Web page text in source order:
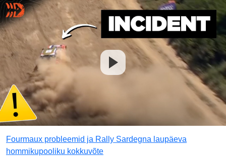
Fourmaux probleemid ja Rally Sardegna laupäeva
hommikupooliku kokkuvõte